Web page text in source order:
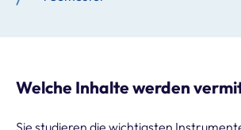
Welche Inhalte werden
Sie studieren die wichtigsten